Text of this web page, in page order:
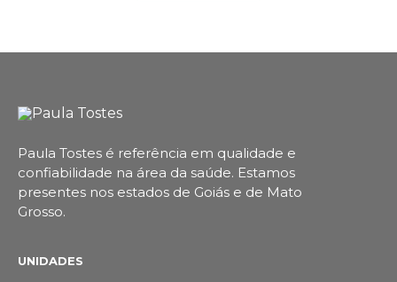
Paula Tostes é referência em qualidade e
confiabilidade na área da saúde. Estamos
presentes nos estados de Goiás e de Mato
Grosso.
UNIDADES